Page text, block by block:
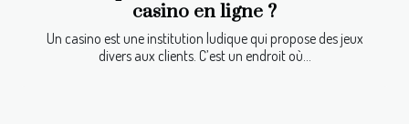
casino en ligne ?
Un casino est une institution ludique qui propose des jeux
divers aux clients. C’est un endroit où...